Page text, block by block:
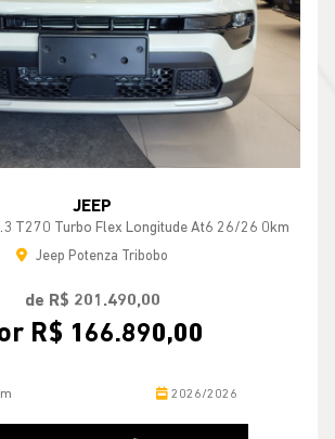
JEEP
T270 Turbo Flex Longitude At6 26/26 0km
Jeep Potenza Tribobo
de R$ 201.490,00
R$ 166.890,00
2026/2026